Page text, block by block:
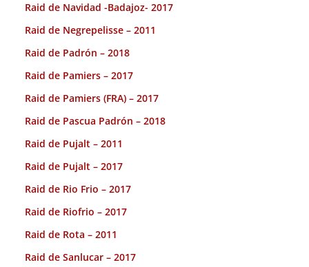
Raid de Navidad -Badajoz- 2017
Raid de Negrepelisse – 2011
Raid de Padrón – 2018
Raid de Pamiers – 2017
Raid de Pamiers (FRA) – 2017
Raid de Pascua Padrón – 2018
Raid de Pujalt – 2011
Raid de Pujalt – 2017
Raid de Rio Frio – 2017
Raid de Riofrio – 2017
Raid de Rota – 2011
Raid de Sanlucar – 2017